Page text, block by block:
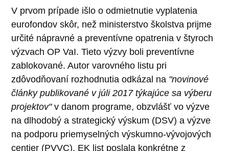
V prvom prípade išlo o odmietnutie vyplatenia
eurofondov skôr, než ministerstvo školstva prijme
určité nápravné a preventívne opatrenia v štyroch
výzvach OP VaI. Tieto výzvy boli preventívne
zablokované. Autor varovného listu pri
zdôvodňovaní rozhodnutia odkázal na "novinové
články publikované v júli 2017 týkajúce sa výberu
projektov"v danom programe, obzvlášť vo výzve
na dlhodobý a strategický výskum (DSV) a výzve
na podporu priemyselných výskumno-vývojových
centier (PVVC). EK list poslala konkrétne z